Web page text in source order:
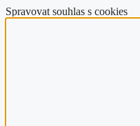
Spravovat souhlas s cookies